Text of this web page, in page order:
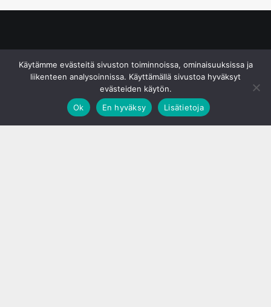
Käytämme evästeitä sivuston toiminnoissa, ominaisuuksissa ja
liikenteen analysoinnissa. Käyttämällä sivustoa hyväksyt
evästeiden käytön.
Ok
En hyväksy Lisätietoja